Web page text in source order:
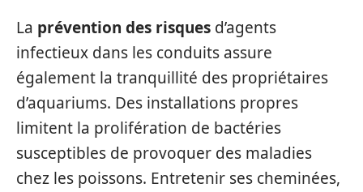
La prévention des risques d’agents
infectieux dans les conduits assure
également la tranquillité des propriétaires
d’aquariums. Des installations propres
limitent la prolifération de bactéries
susceptibles de provoquer des maladies
chez les poissons. Entretenir ses cheminées,